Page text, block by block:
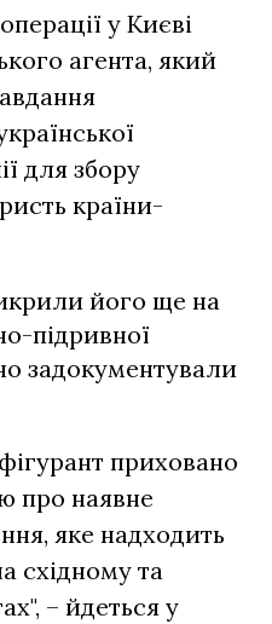
у Києві
агента, який
для збору
країни-
його ще на
підривної
задокументували
приховано
про наявне
яке надходить
східному та
– йдеться у